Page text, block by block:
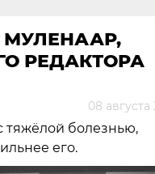
РЕДАКТОРА
08 августа
болезнью,
его.